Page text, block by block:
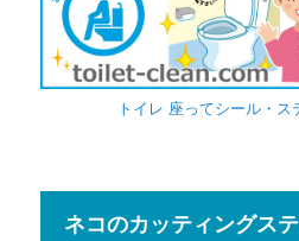
トイレ 座ってシール・ス
ネコのカッティングス